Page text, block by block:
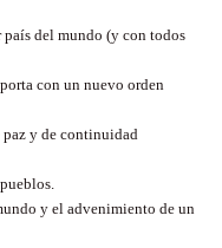
del mundo (y con todos
con un nuevo orden
paz y de continuidad
y el advenimiento de un